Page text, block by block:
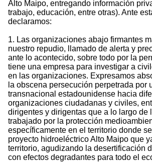
Alto Maipo, entregando información
trabajo, educación, entre otras). Ante
declaramos:
1. Las organizaciones abajo firmantes
nuestro repudio, llamado de alerta y
ante lo acontecido, sobre todo por la
tiene una empresa para investigar a
en las organizaciones. Expresamos
la obscena persecución perpetrada por
transnacional estadounidense hacia
organizaciones ciudadanas y civiles,
dirigentes y dirigentas que a lo largo de
trabajado por la protección
específicamente en el territorio donde
proyecto hidroeléctrico Alto Maipo que
territorio, agudizando la desertificación
con efectos degradantes para todo el